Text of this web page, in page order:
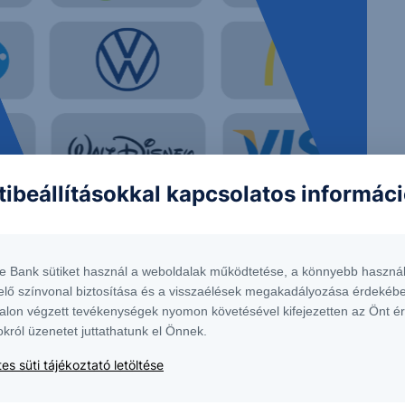
tekinthetőek az Erste Bank Hungary Zrt., az Erste Befektetési Zrt. vagy
nem minősül befektetési ajánlatnak, ajánlattételi felhívásnak, befektetési
érhető el, ugyanitt megtalálható az adott intstrumentumra esetlegesen
kapcsolatos
Bank sütiket használ a weboldalak működtetése, a könnyebb
színvonal biztosítása és a visszaélések megakadályozása
végzett tevékenységek nyomon követésével kifejezetten az Önt
üzenetet juttathatunk el Önnek.
süti tájékoztató letöltése